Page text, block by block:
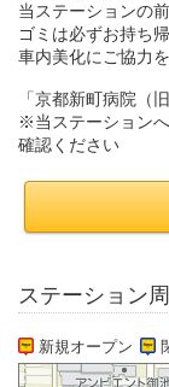
当ステーションの
ゴミは必ずお持ち
車内美化にご協力
「京都新町病院（
※当ステーション
確認ください
ステーション
新規オープン